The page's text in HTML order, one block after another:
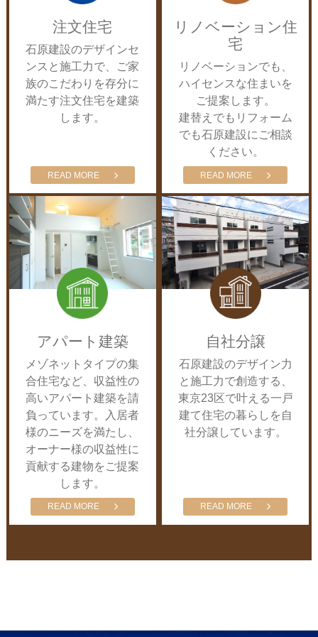
注文住宅
石原建設のデザインセ
ンスと施工力で、ご家
族のこだわりを存分に
満たす注文住宅を建築
します。
READ MORE
リノベーション住
宅
リノベーションでも、
ハイセンスな住まいを
ご提案します。
建替えでもリフォーム
でも石原建設にご相談
ください。
READ MORE
アパート建築
アパート建築
メゾネットタイプの集
合住宅など、収益性の
高いアパート建築を請
負っています。入居者
様のニーズを満たし、
オーナー様の収益性に
貢献する建物をご提案
します。
READ MORE
自社分譲
自社分譲
石原建設のデザイン力
と施工力で創造する、
東京23区で叶える一戸
建て住宅の暮らしを自
社分譲しています。
READ MORE